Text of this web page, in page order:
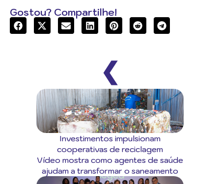
Gostou? Compartilhe!
❮
Investimentos impulsionam
cooperativas de reciclagem
Vídeo mostra como agentes de saúde
ajudam a transformar o saneamento